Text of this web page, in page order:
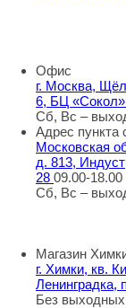
Офис
г. Москва,
6, БЦ «Сокол»
Сб, Вс –
Адрес пункта
Московская
д. 813,
28 09.00-18.00
Сб, Вс –
Магазин
г. Химки, кв.
Ленинградка,
Без выходных